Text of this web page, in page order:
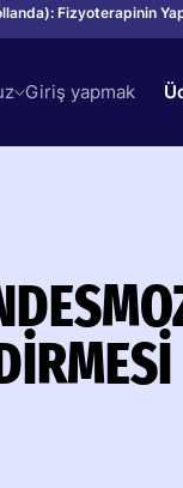
Fizyoterapinin
Giriş yapmak